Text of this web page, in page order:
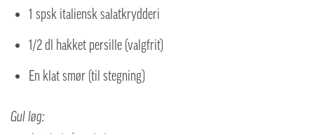
1 spsk italiensk salatkrydderi
1/2 dl hakket persille (valgfrit)
En klat smør (til stegning)
Gul løg: